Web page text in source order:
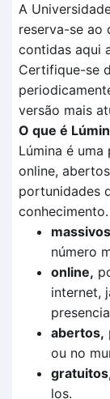
A
reserva-se ao
contidas aqui
Certifique-se
versão mais
O que é
Lúmina é
online,
portunidades
número
online,
internet,
abertos,
ou no
los.